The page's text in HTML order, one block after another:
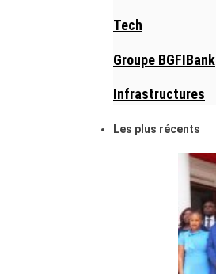
Tech
Groupe BGFIBank
Infrastructures
Les plus récents